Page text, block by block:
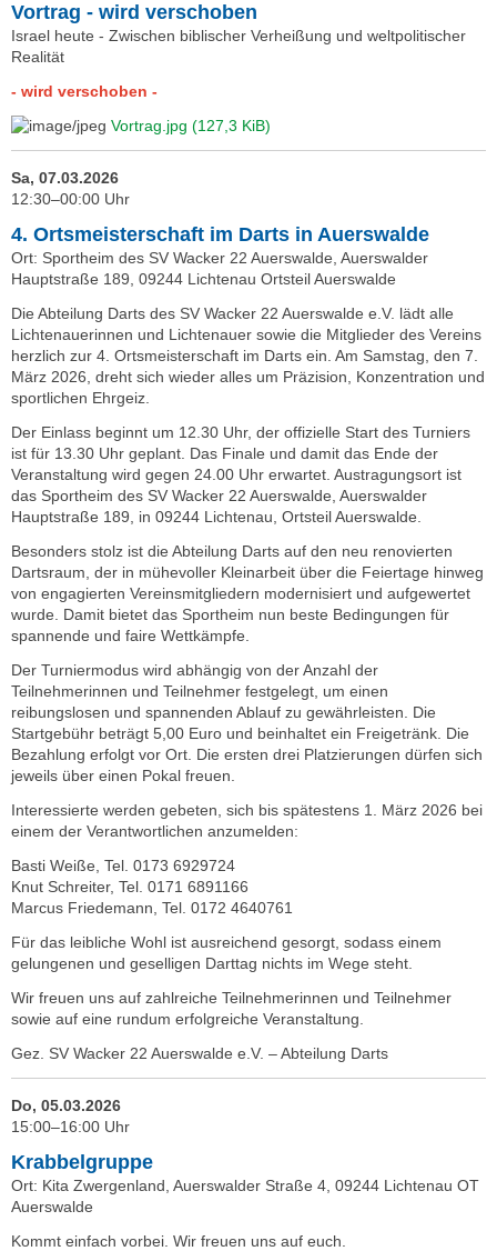
Vortrag - wird verschoben
Israel heute - Zwischen biblischer Verheißung und weltpolitischer
Realität
- wird verschoben -
Vortrag.jpg (127,3 KiB)
Sa, 07.03.2026
12:30–00:00 Uhr
4. Ortsmeisterschaft im Darts in Auerswalde
Ort: Sportheim des SV Wacker 22 Auerswalde, Auerswalder
Hauptstraße 189, 09244 Lichtenau Ortsteil Auerswalde
Die Abteilung Darts des SV Wacker 22 Auerswalde e.V. lädt alle
Lichtenauerinnen und Lichtenauer sowie die Mitglieder des Vereins
herzlich zur 4. Ortsmeisterschaft im Darts ein. Am Samstag, den 7.
März 2026, dreht sich wieder alles um Präzision, Konzentration und
sportlichen Ehrgeiz.
Der Einlass beginnt um 12.30 Uhr, der offizielle Start des Turniers
ist für 13.30 Uhr geplant. Das Finale und damit das Ende der
Veranstaltung wird gegen 24.00 Uhr erwartet. Austragungsort ist
das Sportheim des SV Wacker 22 Auerswalde, Auerswalder
Hauptstraße 189, in 09244 Lichtenau, Ortsteil Auerswalde.
Besonders stolz ist die Abteilung Darts auf den neu renovierten
Dartsraum, der in mühevoller Kleinarbeit über die Feiertage hinweg
von engagierten Vereinsmitgliedern modernisiert und aufgewertet
wurde. Damit bietet das Sportheim nun beste Bedingungen für
spannende und faire Wettkämpfe.
Der Turniermodus wird abhängig von der Anzahl der
Teilnehmerinnen und Teilnehmer festgelegt, um einen
reibungslosen und spannenden Ablauf zu gewährleisten. Die
Startgebühr beträgt 5,00 Euro und beinhaltet ein Freigetränk. Die
Bezahlung erfolgt vor Ort. Die ersten drei Platzierungen dürfen sich
jeweils über einen Pokal freuen.
Interessierte werden gebeten, sich bis spätestens 1. März 2026 bei
einem der Verantwortlichen anzumelden:
Basti Weiße, Tel. 0173 6929724
Knut Schreiter, Tel. 0171 6891166
Marcus Friedemann, Tel. 0172 4640761
Für das leibliche Wohl ist ausreichend gesorgt, sodass einem
gelungenen und geselligen Darttag nichts im Wege steht.
Wir freuen uns auf zahlreiche Teilnehmerinnen und Teilnehmer
sowie auf eine rundum erfolgreiche Veranstaltung.
Gez. SV Wacker 22 Auerswalde e.V. – Abteilung Darts
Do, 05.03.2026
15:00–16:00 Uhr
Krabbelgruppe
Ort: Kita Zwergenland, Auerswalder Straße 4, 09244 Lichtenau OT
Auerswalde
Kommt einfach vorbei. Wir freuen uns auf euch.